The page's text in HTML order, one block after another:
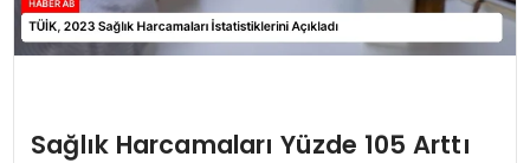
Sağlık Harcamaları Yüzde 105 Arttı